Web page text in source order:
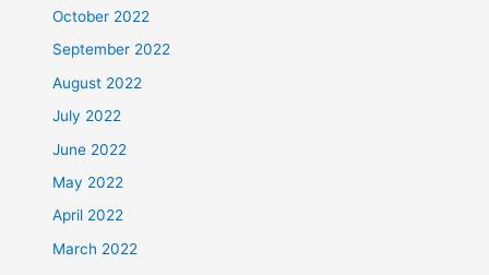
October 2022
September 2022
August 2022
July 2022
June 2022
May 2022
April 2022
March 2022